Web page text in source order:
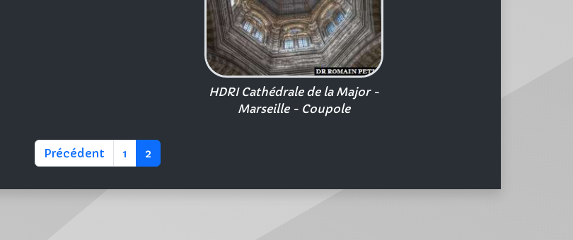
HDRI Cathédrale de la Major -
Marseille - Coupole
Précédent 1 2